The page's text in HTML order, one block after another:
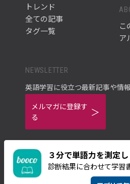
３分で単語力を測定
診断結果に合わせて学習
トレンド
全ての記事
タグ一覧
こ
ア
NEWSLETTER
英語学習に役立つ最新記事や情
メルマガに登録す
る
ご利用規約 プライバシーポリシ